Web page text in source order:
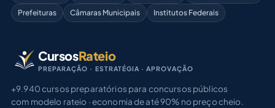
Prefeituras
Câmaras Municipais Institutos Federais
CursosRateio
PREPARAÇÃO · ESTRATÉGIA · APROVAÇÃO
+9.940 cursos preparatórios para concursos públicos
com modelo rateio · economia de até 90% no preço cheio.